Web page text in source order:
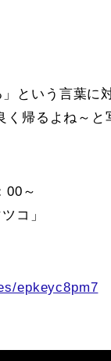
」という言葉
く帰るよね～
00～
コ」
epkeyc8pm7